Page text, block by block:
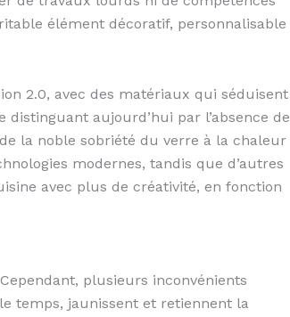
élément décoratif, personnalisable
2.0, avec des matériaux qui séduisent
aujourd’hui par l’absence de
la noble sobriété du verre à la chaleur
modernes, tandis que d’autres
avec plus de créativité, en fonction
plusieurs inconvénients
temps, jaunissent et retiennent la